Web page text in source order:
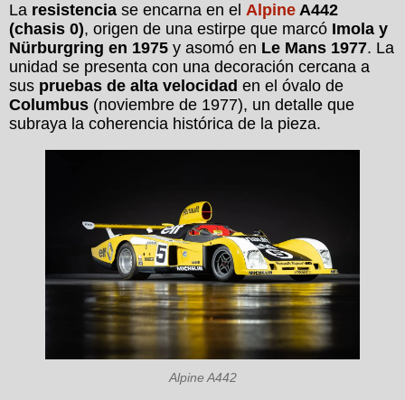
La resistencia se encarna en el Alpine A442
(chasis 0), origen de una estirpe que marcó Imola y
Nürburgring en 1975 y asomó en Le Mans 1977. La
unidad se presenta con una decoración cercana a
sus pruebas de alta velocidad en el óvalo de
Columbus (noviembre de 1977), un detalle que
subraya la coherencia histórica de la pieza.
Alpine A442